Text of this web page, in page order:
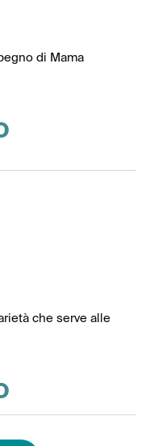
di Mama
che serve alle